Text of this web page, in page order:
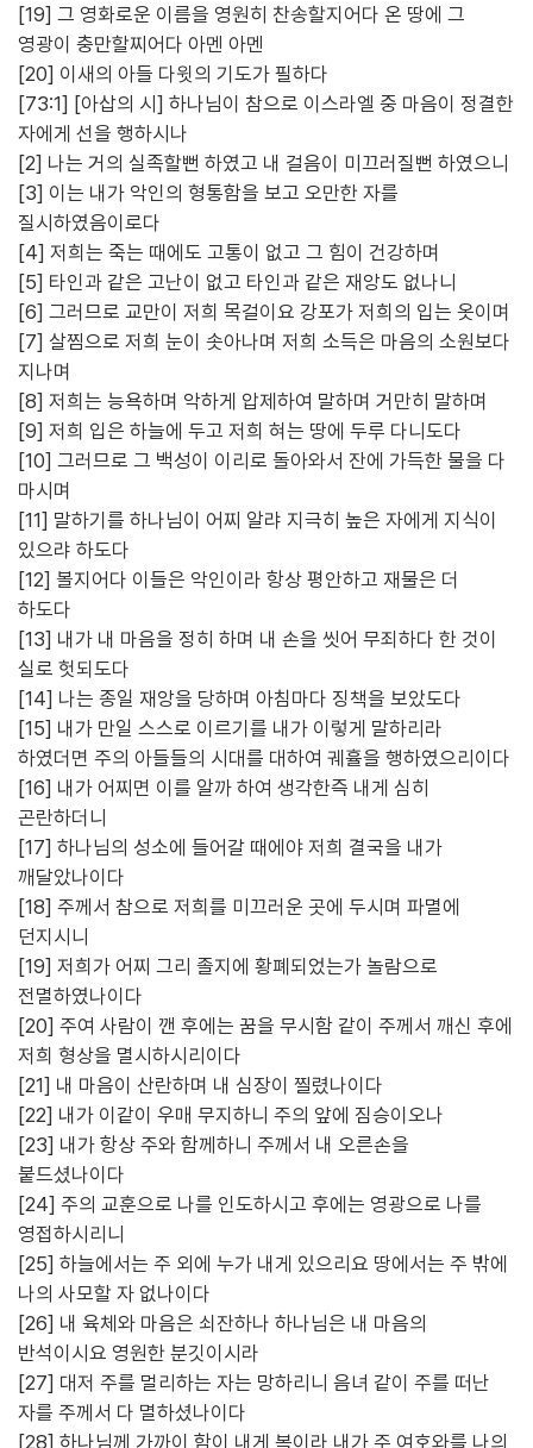
[19] 그 영화로운 이름을 영원히 찬송할지어다 온 땅에 그
영광이 충만할찌어다 아멘 아멘
[20] 이새의 아들 다윗의 기도가 필하다
[73:1] [아삽의 시] 하나님이 참으로 이스라엘 중 마음이 정결한
자에게 선을 행하시나
[2] 나는 거의 실족할뻔 하였고 내 걸음이 미끄러질뻔 하였으니
[3] 이는 내가 악인의 형통함을 보고 오만한 자를
질시하였음이로다
[4] 저희는 죽는 때에도 고통이 없고 그 힘이 건강하며
[5] 타인과 같은 고난이 없고 타인과 같은 재앙도 없나니
[6] 그러므로 교만이 저희 목걸이요 강포가 저희의 입는 옷이며
[7] 살찜으로 저희 눈이 솟아나며 저희 소득은 마음의 소원보다
지나며
[8] 저희는 능욕하며 악하게 압제하여 말하며 거만히 말하며
[9] 저희 입은 하늘에 두고 저희 혀는 땅에 두루 다니도다
[10] 그러므로 그 백성이 이리로 돌아와서 잔에 가득한 물을 다
마시며
[11] 말하기를 하나님이 어찌 알랴 지극히 높은 자에게 지식이
있으랴 하도다
[12] 볼지어다 이들은 악인이라 항상 평안하고 재물은 더
하도다
[13] 내가 내 마음을 정히 하며 내 손을 씻어 무죄하다 한 것이
실로 헛되도다
[14] 나는 종일 재앙을 당하며 아침마다 징책을 보았도다
[15] 내가 만일 스스로 이르기를 내가 이렇게 말하리라
하였더면 주의 아들들의 시대를 대하여 궤휼을 행하였으리이다
[16] 내가 어찌면 이를 알까 하여 생각한즉 내게 심히
곤란하더니
[17] 하나님의 성소에 들어갈 때에야 저희 결국을 내가
깨달았나이다
[18] 주께서 참으로 저희를 미끄러운 곳에 두시며 파멸에
던지시니
[19] 저희가 어찌 그리 졸지에 황폐되었는가 놀람으로
전멸하였나이다
[20] 주여 사람이 깬 후에는 꿈을 무시함 같이 주께서 깨신 후에
저희 형상을 멸시하시리이다
[21] 내 마음이 산란하며 내 심장이 찔렸나이다
[22] 내가 이같이 우매 무지하니 주의 앞에 짐승이오나
[23] 내가 항상 주와 함께하니 주께서 내 오른손을
붙드셨나이다
[24] 주의 교훈으로 나를 인도하시고 후에는 영광으로 나를
영접하시리니
[25] 하늘에서는 주 외에 누가 내게 있으리요 땅에서는 주 밖에
나의 사모할 자 없나이다
[26] 내 육체와 마음은 쇠잔하나 하나님은 내 마음의
반석이시요 영원한 분깃이시라
[27] 대저 주를 멀리하는 자는 망하리니 음녀 같이 주를 떠난
자를 주께서 다 멸하셨나이다
[28] 하나님께 가까이 함이 내게 복이라 내가 주 여호와를 나의